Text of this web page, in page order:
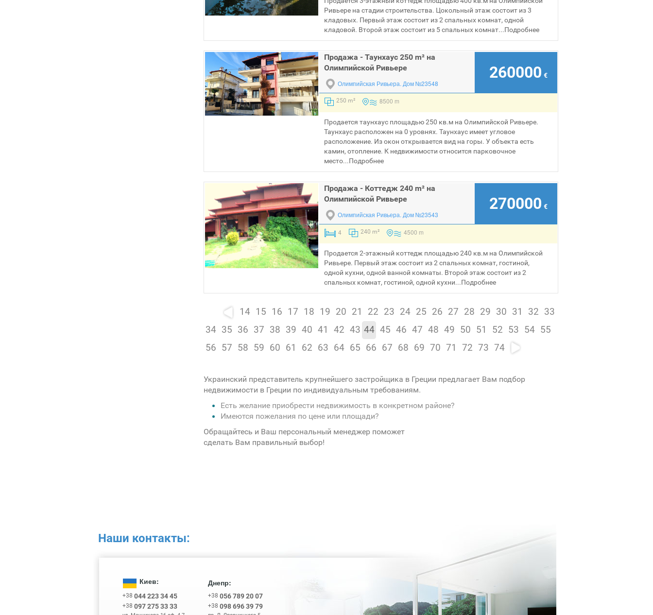
Ривьере на стадии строительства. Цокольный этаж состоит из 3
кладовых. Первый этаж состоит из 2 спальных комнат, одной
кладовой. Второй этаж состоит из 5 спальных комнат...Подробнее
Продажа - Таунхаус 250 m² на
Олимпийской Ривьере
260000 €
Олимпийская Ривьера. Дом №23548
250 m² 8500 m
Продается таунхаус площадью 250 кв.м на Олимпийской Ривьере.
Таyнхаус расположен на 0 уровнях. Таунхаус имеет угловое
расположение. Из окон открывается вид на горы. У объекта есть
камин, отопление. К недвижимости относится парковочное
место...Подробнее
Продажа - Коттедж 240 m² на
Олимпийской Ривьере
270000 €
Олимпийская Ривьера. Дом №23543
4 240 m² 4500 m
Продается 2-этажный коттедж площадью 240 кв.м на Олимпийской
Ривьере. Первый этаж состоит из 2 спальных комнат, гостиной,
одной кухни, одной ванной комнаты. Второй этаж состоит из 2
спальных комнат, гостиной, одной кухни...Подробнее
14 15 16 17 18 19 20 21 22 23 24 25 26 27 28 29 30 31 32 33
34 35 36 37 38 39 40 41 42 43 44 45 46 47 48 49 50 51 52 53 54 55
56 57 58 59 60 61 62 63 64 65 66 67 68 69 70 71 72 73 74
Украинский представитель крупнейшего застройщика в Греции предлагает Вам подбор
недвижимости в Греции по индивидуальным требованиям.
Есть желание приобрести недвижимость в конкретном районе?
Имеются пожелания по цене или площади?
Обращайтесь и Ваш персональный менеджер поможет
сделать Вам правильный выбор!
Наши контакты:
Киев: Днепр:
+38 044 223 34 45 +38 056 789 20 07
+38 097 275 33 33 +38 098 696 39 79